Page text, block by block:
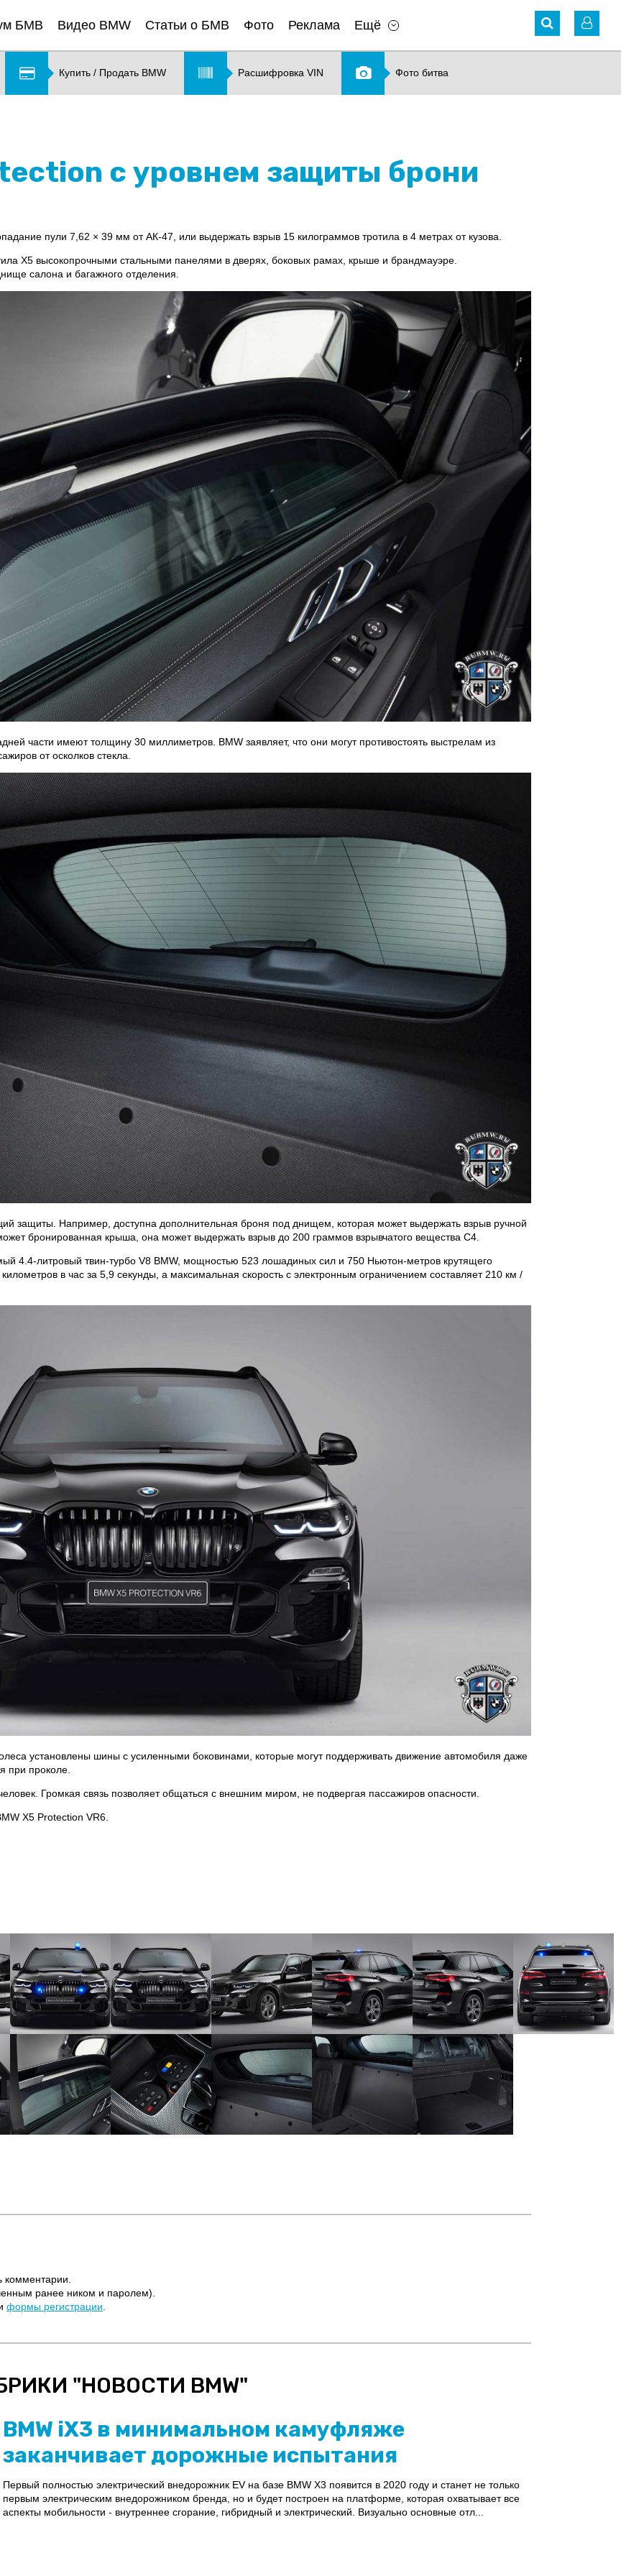
БМВ Видео BMW Статьи о БМВ Фото Реклама Ещё
Купить / Продать BMW Расшифровка VIN Фото битва
с уровнем защиты брони
пули 7,62 × 39 мм от АК-47, или выдержать взрыв 15 килограммов тротила в 4 метрах от кузова.
X5 высокопрочными стальными панелями в дверях, боковых рамах, крыше и брандмауэре.
салона и багажного отделения.
части имеют толщину 30 миллиметров. BMW заявляет, что они могут противостоять выстрелам из
от осколков стекла.
защиты. Например, доступна дополнительная броня под днищем, которая может выдержать взрыв ручной
бронированная крыша, она может выдержать взрыв до 200 граммов взрывчатого вещества C4.
4.4-литровый твин-турбо V8 BMW, мощностью 523 лошадиных сил и 750 Ньютон-метров крутящего
в час за 5,9 секунды, а максимальная скорость с электронным ограничением составляет 210 км /
установлены шины с усиленными боковинами, которые могут поддерживать движение автомобиля даже
при проколе.
Громкая связь позволяет общаться с внешним миром, не подвергая пассажиров опасности.
X5 Protection VR6.
комментарии.
ранее ником и паролем).
формы регистрации
"НОВОСТИ BMW"
BMW iX3 в минимальном камуфляже
заканчивает дорожные испытания
Первый полностью электрический внедорожник EV на базе BMW X3 появится в 2020 году и станет не только
первым электрическим внедорожником бренда, но и будет построен на платформе, которая охватывает все
аспекты мобильности - внутреннее сгорание, гибридный и электрический. Визуально основные отл...